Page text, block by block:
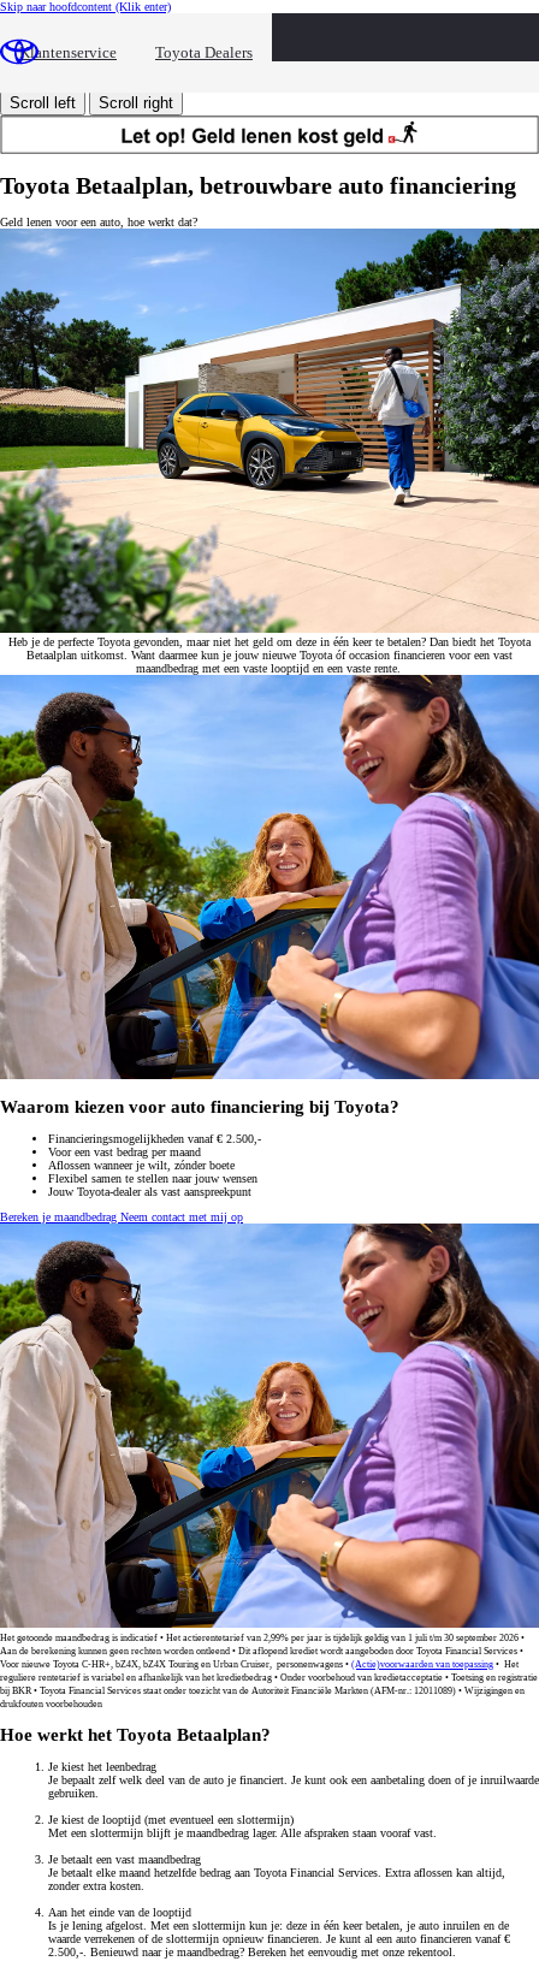
Skip naar hoofdcontent (Klik enter)
Klantenservice Toyota Dealers
Hoe werkt het?
Hoe werkt het?
Aanvraagproces
Aanvraagproces
Scroll left Scroll right
Toyota Betaalplan, betrouwbare auto financiering
Geld lenen voor een auto, hoe werkt dat?
Heb je de perfecte Toyota gevonden, maar niet het geld om deze in één keer te betalen? Dan biedt het Toyota
Betaalplan uitkomst. Want daarmee kun je jouw nieuwe Toyota óf occasion financieren voor een vast
maandbedrag met een vaste looptijd en een vaste rente.
Waarom kiezen voor auto financiering bij Toyota?
Financieringsmogelijkheden vanaf € 2.500,-
Voor een vast bedrag per maand
Aflossen wanneer je wilt, zónder boete
Flexibel samen te stellen naar jouw wensen
Jouw Toyota-dealer als vast aanspreekpunt
Bereken je maandbedrag Neem contact met mij op
Het getoonde maandbedrag is indicatief • Het actierentetarief van 2,99% per jaar is tijdelijk geldig van 1 juli t/m 30 september 2026 •
Aan de berekening kunnen geen rechten worden ontleend • Dit aflopend krediet wordt aangeboden door Toyota Financial Services •
Voor nieuwe Toyota C-HR+, bZ4X, bZ4X Touring en Urban Cruiser, personenwagens • (Actie)voorwaarden van toepassing • Het
reguliere rentetarief is variabel en afhankelijk van het kredietbedrag • Onder voorbehoud van kredietacceptatie • Toetsing en registratie
bij BKR • Toyota Financial Services staat onder toezicht van de Autoriteit Financiële Markten (AFM-nr.: 12011089) • Wijzigingen en
drukfouten voorbehouden
Hoe werkt het Toyota Betaalplan?
Je kiest het leenbedrag
Je bepaalt zelf welk deel van de auto je financiert. Je kunt ook een aanbetaling doen of je inruilwaarde
gebruiken.
Je kiest de looptijd (met eventueel een slottermijn)
Met een slottermijn blijft je maandbedrag lager. Alle afspraken staan vooraf vast.
Je betaalt een vast maandbedrag
Je betaalt elke maand hetzelfde bedrag aan Toyota Financial Services. Extra aflossen kan altijd,
zonder extra kosten.
Aan het einde van de looptijd
Is je lening afgelost. Met een slottermijn kun je: deze in één keer betalen, je auto inruilen en de
waarde verrekenen of de slottermijn opnieuw financieren. Je kunt al een auto financieren vanaf €
2.500,-. Benieuwd naar je maandbedrag? Bereken het eenvoudig met onze rekentool.